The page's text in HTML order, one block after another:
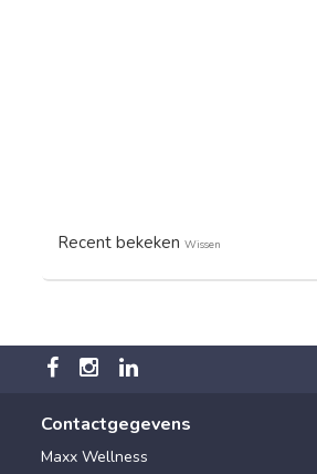
Recent bekeken Wissen
Contactgegevens
Maxx Wellness